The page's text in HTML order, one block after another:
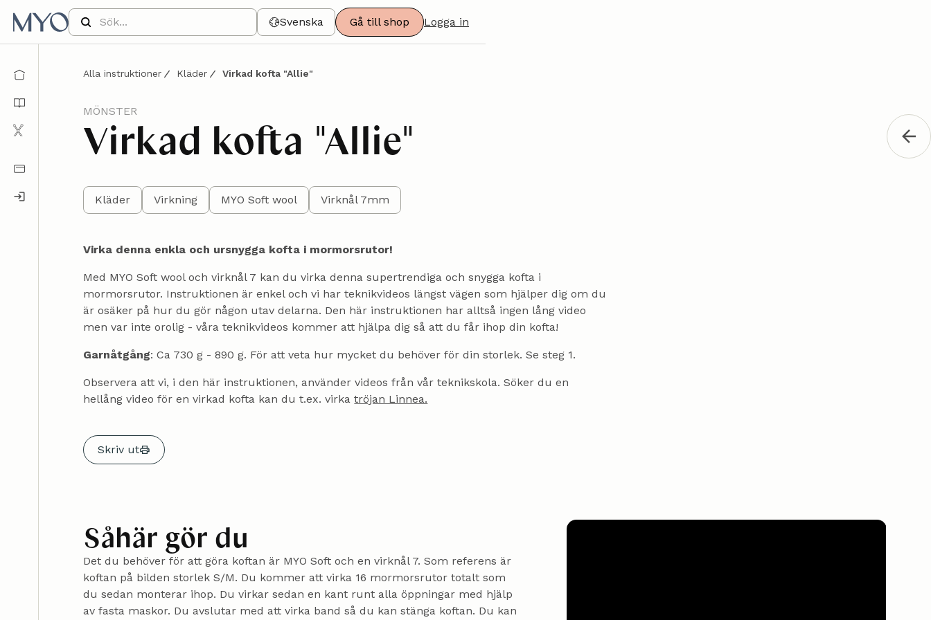
Svenska Gå till shop Logga in
Alla instruktioner Kläder Virkad kofta "Allie"
MÖNSTER
Virkad kofta "Allie"
Kläder Virkning MYO Soft wool Virknål 7mm
Virka denna enkla och ursnygga kofta i mormorsrutor!
Med MYO Soft wool och virknål 7 kan du virka denna supertrendiga och snygga kofta i
mormorsrutor. Instruktionen är enkel och vi har teknikvideos längst vägen som hjälper dig om du
är osäker på hur du gör någon utav delarna. Den här instruktionen har alltså ingen lång video
men var inte orolig - våra teknikvideos kommer att hjälpa dig så att du får ihop din kofta!
Garnåtgång: Ca 730 g - 890 g. För att veta hur mycket du behöver för din storlek. Se steg 1.
Observera att vi, i den här instruktionen, använder videos från vår teknikskola. Söker du en
hellång video för en virkad kofta kan du t.ex. virkatröjan Linnea.
Skriv ut
Såhär gör du
Det du behöver för att göra koftan är MYO Soft och en virknål 7. ‍Som referens är
koftan på bilden storlek S/M. ‍Du kommer att virka 16 mormorsrutor totalt som
du sedan monterar ihop. Du virkar sedan en kant runt alla öppningar med hjälp
av fasta maskor. Du avslutar med att virka band så du kan stänga koftan. Du kan